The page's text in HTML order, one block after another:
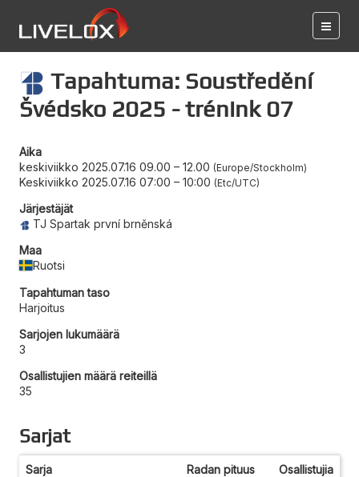
Tapahtuma: Soustředění
Švédsko 2025 - trénink 07
Aika
keskiviikko 2025.07.16 09.00 – 12.00 Europe/Stockholm
Keskiviikko 2025.07.16 07:00 – 10:00 Etc/UTC
Järjestäjät
TJ Spartak první brněnská
Maa
Ruotsi
Tapahtuman taso
Harjoitus
Sarjojen lukumäärä
3
Osallistujien määrä reiteillä
35
Sarjat
Sarja Radan pituus Osallistujia